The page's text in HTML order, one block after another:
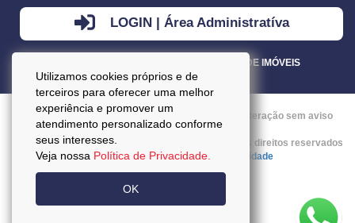
Utilizamos cookies próprios e de
terceiros para oferecer uma melhor
experiência e promover um
atendimento personalizado conforme
seus interesses.
Veja nossa Política de Privacidade.
OK
LOGIN | Área Administratíva
VENDA - LOCAÇÃO - ADMINISTRAÇÃO DE IMÓVEIS
Preços mencionados neste site estão sujeitos a alteração sem aviso
prévio.
Copyright © 2026 - Kasa Prestige Imoveis :: Todos os direitos reservados
:: CRECI: J27037 ::Política da Privacidade